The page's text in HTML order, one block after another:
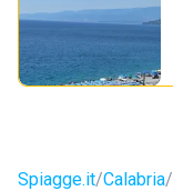
Spiagge.it Calabria